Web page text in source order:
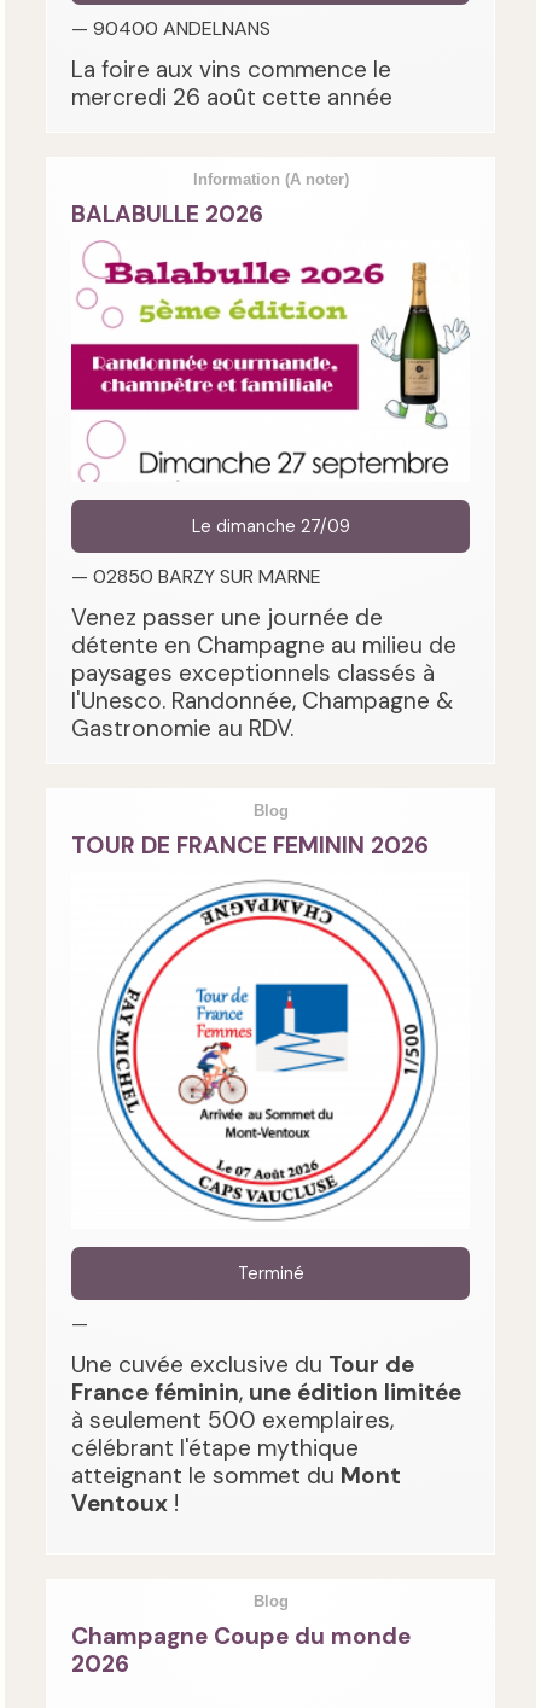
— 90400 ANDELNANS
La foire aux vins commence le
mercredi 26 août cette année
Information (A noter)
BALABULLE 2026
Le dimanche 27/09
— 02850 BARZY SUR MARNE
Venez passer une journée de
détente en Champagne au milieu de
paysages exceptionnels classés à
l'Unesco. Randonnée, Champagne &
Gastronomie au RDV.
Blog
TOUR DE FRANCE FEMININ 2026
Terminé
—
Une cuvée exclusive du Tour de
France féminin, une édition limitée
à seulement 500 exemplaires,
célébrant l'étape mythique
atteignant le sommet du Mont
Ventoux !
Blog
Champagne Coupe du monde
2026